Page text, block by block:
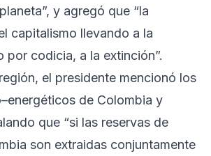
y agregó que “la
capitalismo llevando a la
por codicia, a la extinción”.
el presidente mencionó los
de Colombia y
que “si las reservas de
son extraidas conjuntamente